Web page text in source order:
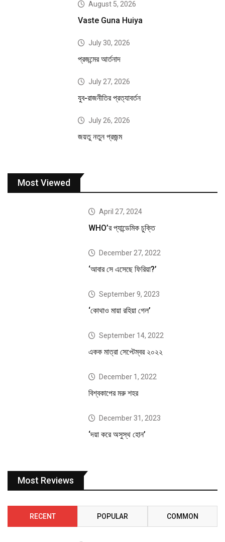
August 5, 2026
Vaste Guna Huiya
July 30, 2026
প্রজন্মের আর্তনাদ
July 27, 2026
যুব-রাজনীতির প্রত্যাবর্তন
July 26, 2026
জয়তু নতুন প্রজন্ম
Most Viewed
April 27, 2024
WHO’র প্যান্ডেমিক চুক্তি
December 27, 2022
‘আবার সে এসেছে ফিরিয়া?’
September 9, 2023
‘কোথাও মায়া রহিয়া গেল’
September 14, 2022
একক মাত্রা সেপ্টেম্বর ২০২২
December 1, 2022
বিশ্বকাপের মরু শহর
December 31, 2023
‘দয়া করে অসুস্থ হোন’
Most Reviews
RECENT POPULAR COMMON